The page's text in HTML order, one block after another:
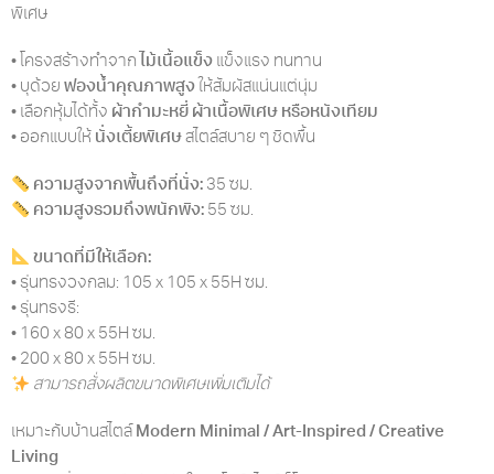
พิเศษ
• โครงสร้างทำจาก ไม้เนื้อแข็ง แข็งแรง ทนทาน
• บุด้วย ฟองน้ำคุณภาพสูง ให้สัมผัสแน่นแต่นุ่ม
• เลือกหุ้มได้ทั้ง ผ้ากำมะหยี่ ผ้าเนื้อพิเศษ หรือหนังเทียม
• ออกแบบให้ นั่งเตี้ยพิเศษ สไตล์สบาย ๆ ชิดพื้น
ความสูงจากพื้นถึงที่นั่ง:35 ซม.
ความสูงรวมถึงพนักพิง:55 ซม.
ขนาดที่มีให้เลือก:
• รุ่นทรงวงกลม: 105 x 105 x 55H ซม.
• รุ่นทรงรี:
• 160 x 80 x 55H ซม.
• 200 x 80 x 55H ซม.
สามารถสั่งผลิตขนาดพิเศษเพิ่มเติมได้
เหมาะกับบ้านสไตล์ Modern Minimal / Art-Inspired / Creative
Living